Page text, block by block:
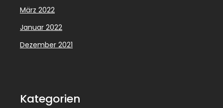
März 2022
Januar 2022
Dezember 2021
Kategorien